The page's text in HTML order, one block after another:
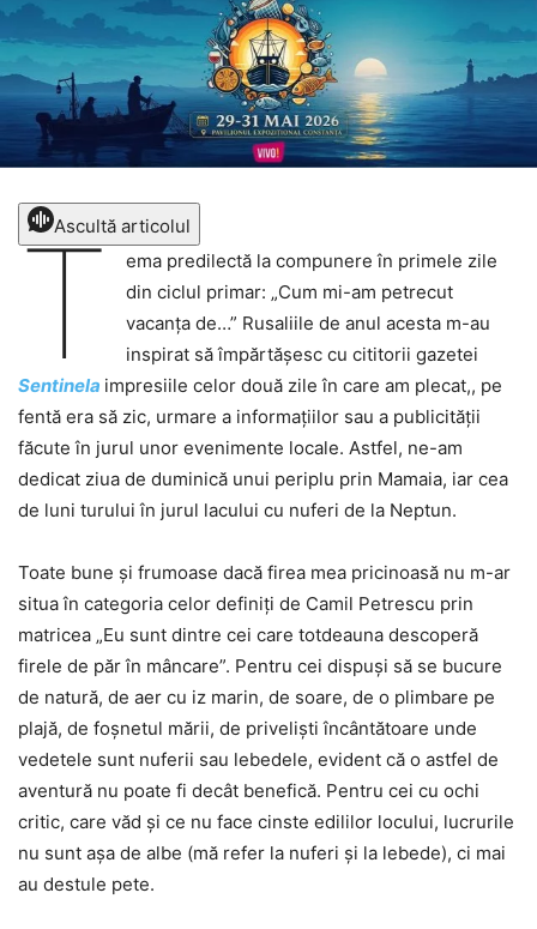
Ascultă articolul
T
ema predilectă la compunere în primele zile
din ciclul primar: „Cum mi-am petrecut
vacanța de…” Rusaliile de anul acesta m-au
inspirat să împărtășesc cu cititorii gazetei
Sentinela impresiile celor două zile în care am plecat,, pe
fentă era să zic, urmare a informațiilor sau a publicității
făcute în jurul unor evenimente locale. Astfel, ne-am
dedicat ziua de duminică unui periplu prin Mamaia, iar cea
de luni turului în jurul lacului cu nuferi de la Neptun.
Toate bune și frumoase dacă firea mea pricinoasă nu m-ar
situa în categoria celor definiți de Camil Petrescu prin
matricea „Eu sunt dintre cei care totdeauna descoperă
firele de păr în mâncare”. Pentru cei dispuși să se bucure
de natură, de aer cu iz marin, de soare, de o plimbare pe
plajă, de foșnetul mării, de priveliști încântătoare unde
vedetele sunt nuferii sau lebedele, evident că o astfel de
aventură nu poate fi decât benefică. Pentru cei cu ochi
critic, care văd și ce nu face cinste edililor locului, lucrurile
nu sunt așa de albe (mă refer la nuferi și la lebede), ci mai
au destule pete.